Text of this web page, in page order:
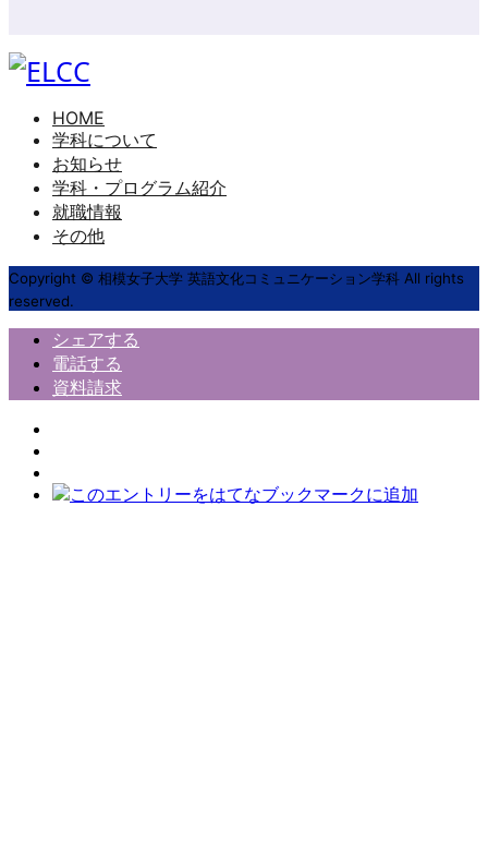
HOME
学科について
お知らせ
学科・プログラム紹介
就職情報
その他
Copyright © 相模女子大学 英語文化コミュニケーション学科 All rights
reserved.
シェアする
電話する
資料請求